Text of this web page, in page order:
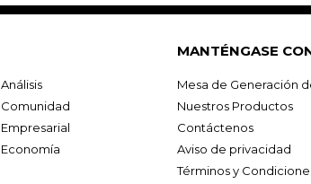
Análisis
Comunidad
Empresarial
Economía
MANTÉNGASE
Mesa de Generación
Nuestros Productos
Contáctenos
Aviso de privacidad
Términos y